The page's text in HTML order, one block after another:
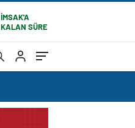
İMSAK'A
KALAN SÜRE